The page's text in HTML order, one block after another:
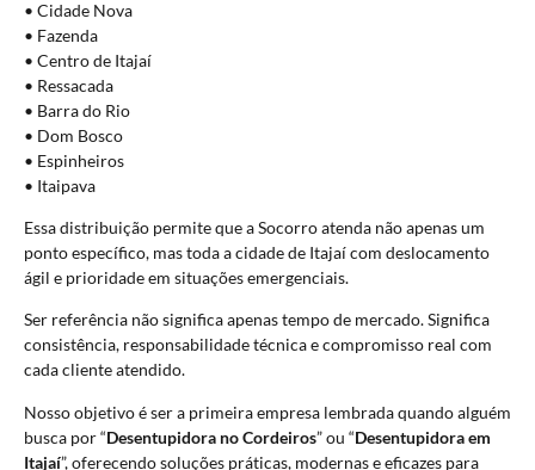
• Cidade Nova
• Fazenda
• Centro de Itajaí
• Ressacada
• Barra do Rio
• Dom Bosco
• Espinheiros
• Itaipava
Essa distribuição permite que a Socorro atenda não apenas um
ponto específico, mas toda a cidade de Itajaí com deslocamento
ágil e prioridade em situações emergenciais.
Ser referência não significa apenas tempo de mercado. Significa
consistência, responsabilidade técnica e compromisso real com
cada cliente atendido.
Nosso objetivo é ser a primeira empresa lembrada quando alguém
busca por “Desentupidora no Cordeiros” ou “Desentupidora em
Itajaí”, oferecendo soluções práticas, modernas e eficazes para